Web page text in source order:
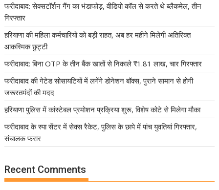
फरीदाबाद: सेक्सटॉर्शन गैंग का भंडाफोड़, वीडियो कॉल से करते थे ब्लैकमेल, तीन
गिरफ्तार
हरियाणा की महिला कर्मचारियों को बड़ी राहत, अब हर महीने मिलेगी अतिरिक्त
आकस्मिक छुट्टी
फरीदाबाद: बिना OTP के तीन बैंक खातों से निकाले ₹1.81 लाख, चार गिरफ्तार
फरीदाबाद की गेटेड सोसायटियों में लगेंगे डोनेशन बॉक्स, पुराने सामान से होगी
जरूरतमंदों की मदद
हरियाणा पुलिस में कांस्टेबल प्रमोशन प्रक्रिया शुरू, विशेष कोटे से मिलेगा मौका
फरीदाबाद के स्पा सेंटर में सेक्स रैकेट, पुलिस के छापे में पांच युवतियां गिरफ्तार,
संचालक फरार
Recent Comments